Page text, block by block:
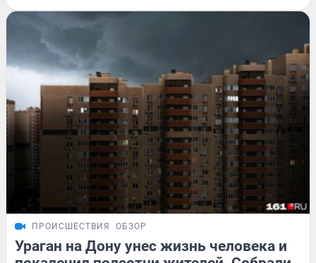
ПРОИСШЕСТВИЯ ОБЗОР
Ураган на Дону унес жизнь человека и